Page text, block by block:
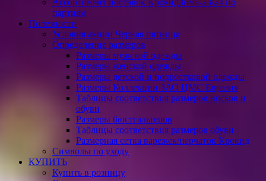
Ассортимент поставок КрокидЗима-23/24 по
партиям
Полезности
Условия акции Черная пятница
Определение размеров
Размеры мужской одежды
Размеры женской одежды
Размеры детской и подростковой одежды
Размеры Коллекции ЗАО ЦМС Евразия
Таблицы соответствия размеров носков и
обуви
Размеры бюстгальтеров
Таблицы соответствия размеров обуви
Размерная сетка варежек/перчаток Крокид
Символы по уходу
КУПИТЬ
Купить в розницу